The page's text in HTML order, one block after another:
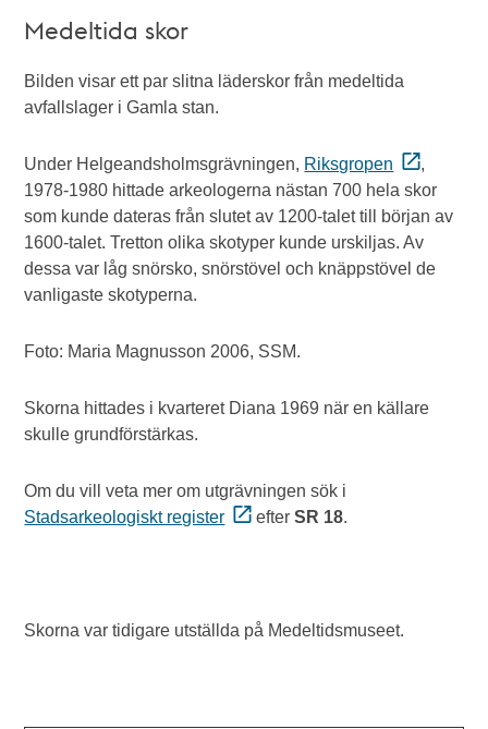
Medeltida skor
Bilden visar ett par slitna läderskor från medeltida
avfallslager i Gamla stan.
Under Helgeandsholmsgrävningen, Riksgropen
,
1978-1980 hittade arkeologerna nästan 700 hela skor
som kunde dateras från slutet av 1200-talet till början av
1600-talet. Tretton olika skotyper kunde urskiljas. Av
dessa var låg snörsko, snörstövel och knäppstövel de
vanligaste skotyperna.
Foto: Maria Magnusson 2006, SSM.
Skorna hittades i kvarteret Diana 1969 när en källare
skulle grundförstärkas.
Om du vill veta mer om utgrävningen sök i
Stadsarkeologiskt register
efterSR 18.
Skorna var tidigare utställda på Medeltidsmuseet.